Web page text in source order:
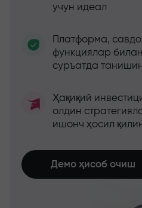
учун идеал
Платформа,
функциялар
суръатда
Ҳақиқий
олдин
ишонч ҳосил
Демо ҳисоб очиш